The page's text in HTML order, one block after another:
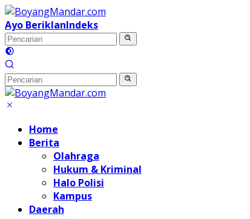
Langsung
ke
konten
Ayo BeriklanIndeks
Home
Berita
Olahraga
Hukum & Kriminal
Halo Polisi
Kampus
Daerah